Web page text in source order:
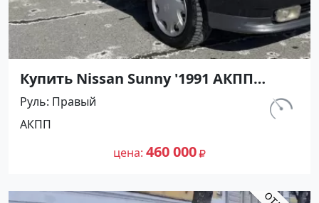
Купить Nissan Sunny '1991 АКПП
(1400/75 л.с.) Бензин инжектор
Тамань цвет Черный Седан по цене
460000 рублей, объявление №27493
на сайте Авторынок23
км.
Руль Правый
АКПП
цена 460 000